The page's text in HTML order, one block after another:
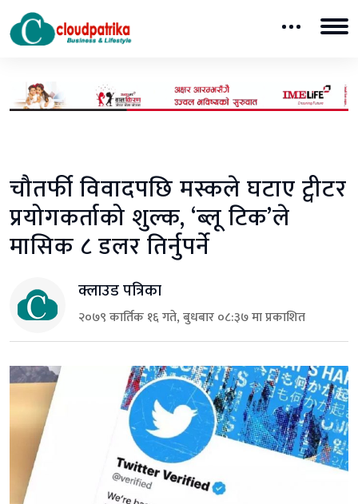
चौतर्फी विवादपछि मस्कले घटाए ट्वीटर
प्रयोगकर्ताको शुल्क, ‘ब्लू टिक’ले
मासिक ८ डलर तिर्नुपर्ने
क्लाउड पत्रिका
२०७९ कार्तिक १६ गते, बुधबार ०८:३७ मा प्रकाशित